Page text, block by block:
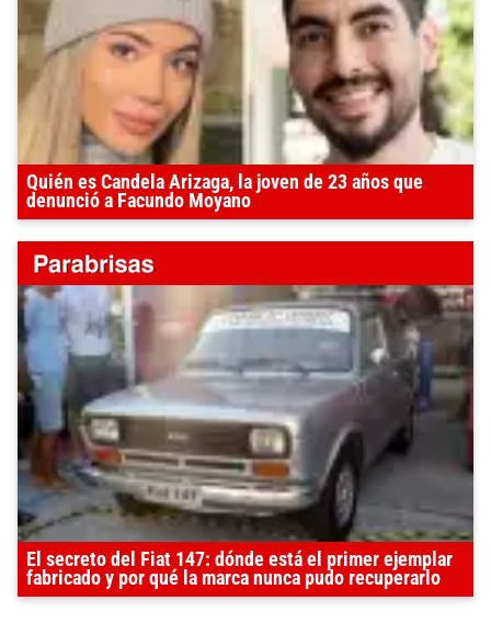
Quién es Candela Arizaga, la joven de 23 años que
denunció a Facundo Moyano
El secreto del Fiat 147: dónde está el primer ejemplar
fabricado y por qué la marca nunca pudo recuperarlo